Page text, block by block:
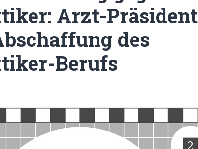
Arzt-Präsident
des
Berufs